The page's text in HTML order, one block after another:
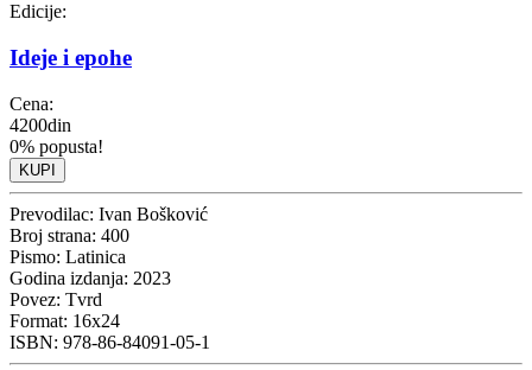
Edicije:
Ideje i epohe
Cena:
4200din
0% popusta!
KUPI
Prevodilac: Ivan Bošković
Broj strana: 400
Pismo: Latinica
Godina izdanja: 2023
Povez: Tvrd
Format: 16x24
ISBN: 978-86-84091-05-1